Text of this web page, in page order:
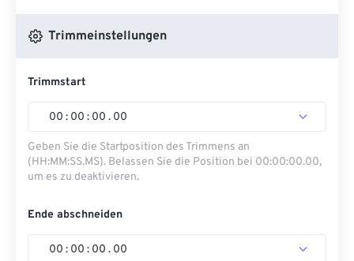
Trimmeinstellungen
Trimmstart
00 : 00 : 00 . 00
Geben Sie die Startposition des Trimmens an
(HH:MM:SS.MS). Belassen Sie die Position bei 00:00:00.00,
um es zu deaktivieren.
Ende abschneiden
00 : 00 : 00 . 00